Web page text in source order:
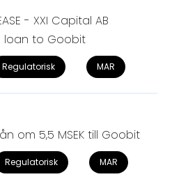
- XXI Capital AB
loan to Goobit
Regulatorisk MAR
om 5,5 MSEK till Goobit
Regulatorisk MAR